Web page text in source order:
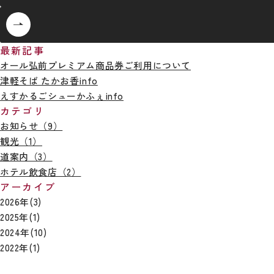
最新記事
オール弘前プレミアム商品券ご利用について
津軽そば たかお香info
えすかるごシューかふぇinfo
カテゴリ
お知らせ（9）
観光（1）
道案内（3）
ホテル飲食店（2）
アーカイブ
2026年(3)
2025年(1)
2024年(10)
2022年(1)